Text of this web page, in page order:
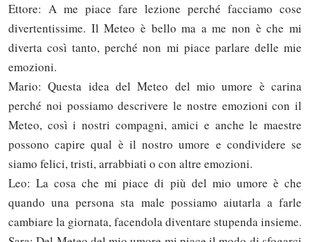
Ettore: A me piace fare lezione perché facciamo cose
divertentissime. Il Meteo è bello ma a me non è che mi
diverta così tanto, perché non mi piace parlare delle mie
emozioni.
Mario: Questa idea del Meteo del mio umore è carina
perché noi possiamo descrivere le nostre emozioni con il
Meteo, così i nostri compagni, amici e anche le maestre
possono capire qual è il nostro umore e condividere se
siamo felici, tristi, arrabbiati o con altre emozioni.
Leo: La cosa che mi piace di più del mio umore è che
quando una persona sta male possiamo aiutarla a farle
cambiare la giornata, facendola diventare stupenda insieme.